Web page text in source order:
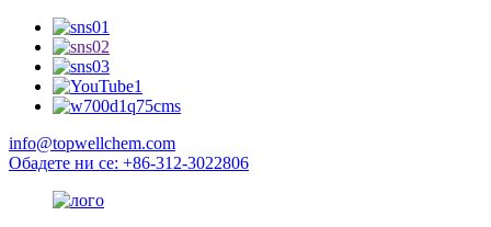
info@topwellchem.com
Обадете ни се: +86-312-3022806